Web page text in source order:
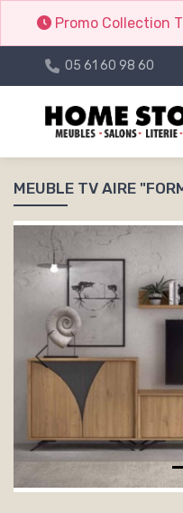
Promo Collection
05 61 60 98 60
MEUBLE TV AIRE